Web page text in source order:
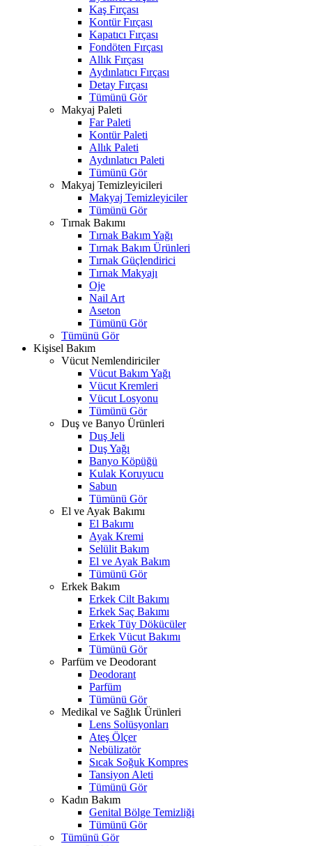
Kaş Fırçası
Kontür Fırçası
Kapatıcı Fırçası
Fondöten Fırçası
Allık Fırçası
Aydınlatıcı Fırçası
Detay Fırçası
Tümünü Gör
Makyaj Paleti
Far Paleti
Kontür Paleti
Allık Paleti
Aydınlatıcı Paleti
Tümünü Gör
Makyaj Temizleyicileri
Makyaj Temizleyiciler
Tümünü Gör
Tırnak Bakımı
Tırnak Bakım Yağı
Tırnak Bakım Ürünleri
Tırnak Güçlendirici
Tırnak Makyajı
Oje
Nail Art
Aseton
Tümünü Gör
Tümünü Gör
Kişisel Bakım
Vücut Nemlendiriciler
Vücut Bakım Yağı
Vücut Kremleri
Vücut Losyonu
Tümünü Gör
Duş ve Banyo Ürünleri
Duş Jeli
Duş Yağı
Banyo Köpüğü
Kulak Koruyucu
Sabun
Tümünü Gör
El ve Ayak Bakımı
El Bakımı
Ayak Kremi
Selülit Bakım
El ve Ayak Bakım
Tümünü Gör
Erkek Bakım
Erkek Cilt Bakımı
Erkek Saç Bakımı
Erkek Tüy Dökücüler
Erkek Vücut Bakımı
Tümünü Gör
Parfüm ve Deodorant
Deodorant
Parfüm
Tümünü Gör
Medikal ve Sağlık Ürünleri
Lens Solüsyonları
Ateş Ölçer
Nebülizatör
Sıcak Soğuk Kompres
Tansiyon Aleti
Tümünü Gör
Kadın Bakım
Genital Bölge Temizliği
Tümünü Gör
Tümünü Gör